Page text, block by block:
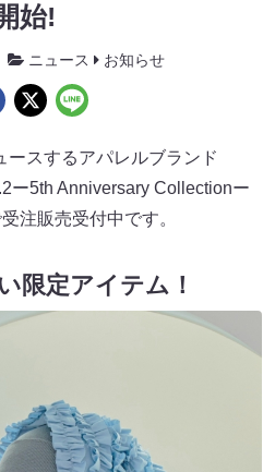
始!
ニュース お知らせ
スするアパレルブランド
ー5th Anniversary Collectionー
注販売受付中です。
限定アイテム！